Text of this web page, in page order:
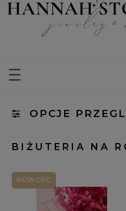
OPCJE
Kategorie: (wybierz)
Kolekcja: (wybierz)
Rodzaj biżuterii: (wybierz)
BIŻUTERIA NA
NOWOŚĆ